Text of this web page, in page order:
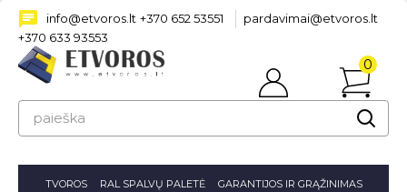
info@etvoros.lt +370 652 53551
pardavimai@etvoros.lt
+370 633 93553
Prisijungti
0
-
0.00€
TVOROS RAL SPALVŲ PALETĖ
GARANTIJOS IR GRĄŽINIMAS